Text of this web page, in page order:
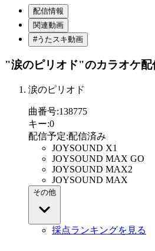
配信情報
関連動画
#うたスキ動画
"涙のピリオド"のカラオケ配
涙のピリオド
曲番号:138775
キー:0
配信予定:配信済み
JOYSOUND X1
JOYSOUND MAX GO
JOYSOUND MAX2
JOYSOUND MAX
その他
採点ランキングを見る